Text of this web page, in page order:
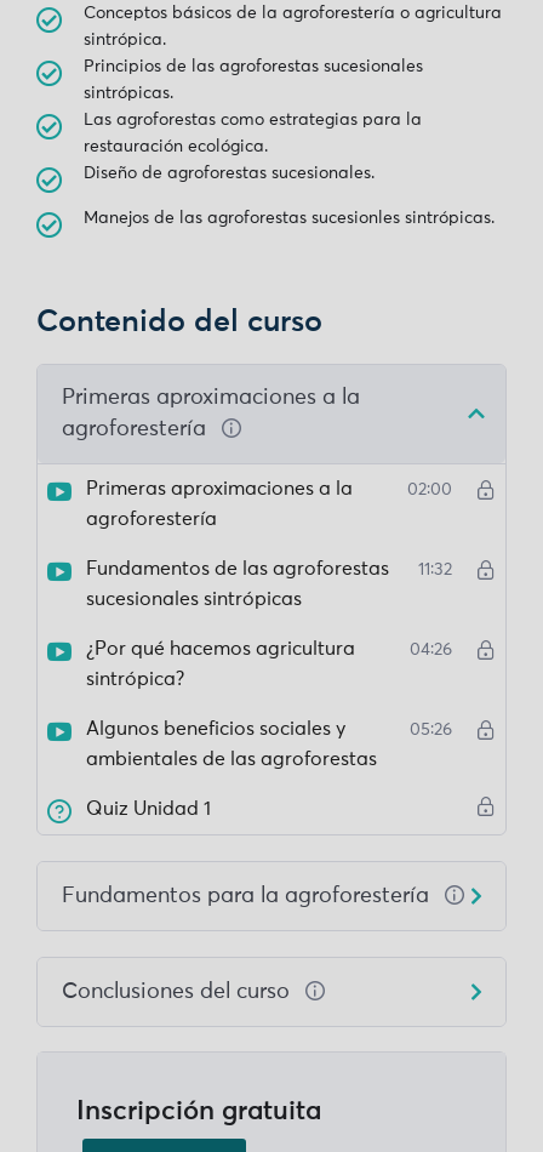
Conceptos básicos de la agroforestería o agricultura
sintrópica.
Principios de las agroforestas sucesionales
sintrópicas.
Las agroforestas como estrategias para la
restauración ecológica.
Diseño de agroforestas sucesionales.
Manejos de las agroforestas sucesionles sintrópicas.
Contenido del curso
Primeras aproximaciones a la
agroforestería
Primeras aproximaciones a la
agroforestería
02:00
Fundamentos de las agroforestas
sucesionales sintrópicas
11:32
¿Por qué hacemos agricultura
sintrópica?
04:26
Algunos beneficios sociales y
ambientales de las agroforestas
05:26
Quiz Unidad 1
Fundamentos para la agroforestería
Conclusiones del curso
Inscripción gratuita